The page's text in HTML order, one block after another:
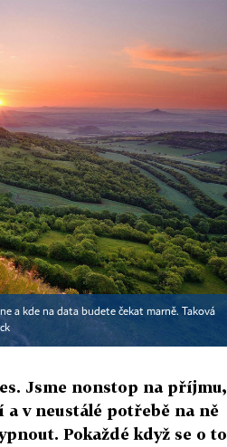
a kde na data budete čekat marně. Taková
Jsme nonstop na příjmu,
v neustálé potřebě na ně
Pokaždé když se o to